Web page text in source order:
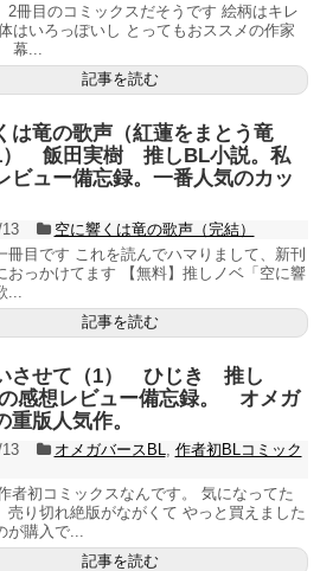
2冊目のコミックスだそうです 絵柄はキレ
はいろっぽいし とってもおススメの作家
幕...
記事を読む
は竜の歌声（紅蓮をまとう竜
） 飯田実樹 推しBL小説。私
ビュー備忘録。一番人気のカッ
空に響くは竜の歌声（完結）
冊目です これを読んでハマりまして、新刊
おっかけてます 【無料】推しノベ「空に響
記事を読む
させて（1） ひじき 推し
感想レビュー備忘録。 オメガ
重版人気作。
オメガバースBL
作者初BLコミック
者初コミックスなんです。 気になってた
売り切れ絶版がながくて やっと買えました
が購入で...
記事を読む